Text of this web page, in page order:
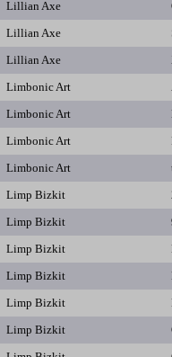
Lillian Axe
Lillian Axe
Lillian Axe
Limbonic Art
Limbonic Art
Limbonic Art
Limbonic Art
Limp Bizkit
Limp Bizkit
Limp Bizkit
Limp Bizkit
Limp Bizkit
Limp Bizkit